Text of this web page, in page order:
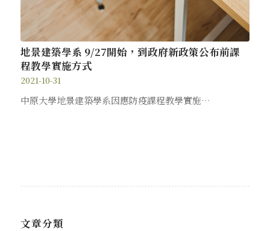
地景建築學系 9/27開始，到政府新政策公布前課
程教學實施方式
2021-10-31
中原大學地景建築學系因應防疫課程教學實施…
文章分類